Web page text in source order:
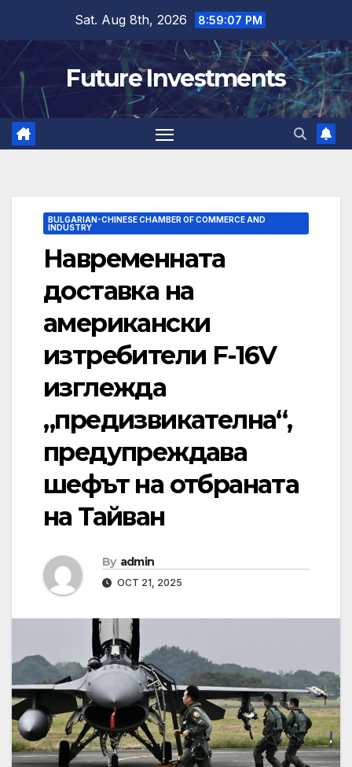
content
Sat. Aug 8th, 2026 8:59:08 PM
Future Investments
BULGARIAN-CHINESE CHAMBER OF COMMERCE AND
INDUSTRY
Навременната
доставка на
американски
изтребители F-16V
изглежда
„предизвикателна“,
предупреждава
шефът на отбраната
на Тайван
By admin
OCT 21, 2025